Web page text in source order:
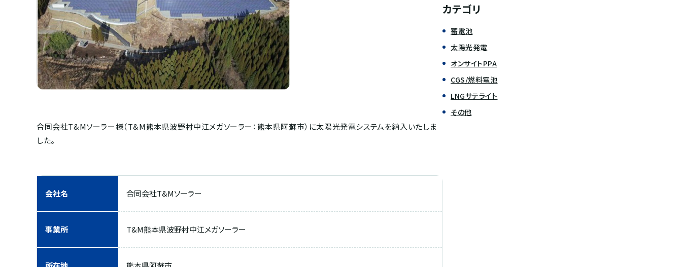
合同会社T&Mソーラー様（T&M熊本県波野村中江メガソーラー：熊本県阿蘇市）に太陽光発電システムを納入いたしま
した。
会社名 合同会社T&Mソーラー
事業所 T&M熊本県波野村中江メガソーラー
カテゴリ
蓄電池
太陽光発電
オンサイトPPA
CGS/燃料電池
LNGサテライト
その他